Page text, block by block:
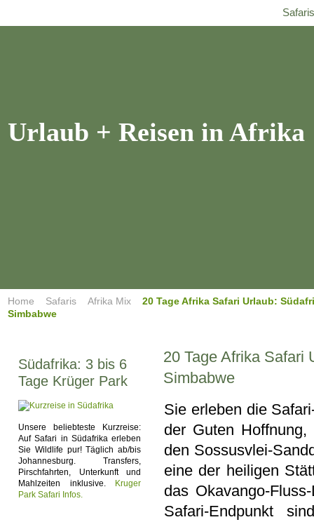
Safaris
Urlaub + Reisen in Afrika
Home Safaris Afrika Mix
20 Tage Afrika Safari Urlaub:
Simbabwe
Südafrika: 3 bis 6
Tage Krüger Park
Unsere beliebteste Kurzreise:
Auf Safari in Südafrika erleben
Sie Wildlife pur! Täglich ab/bis
Johannesburg. Transfers,
Pirschfahrten, Unterkunft und
Mahlzeiten inklusive.
Kruger
Park Safari Infos.
20 Tage Afrika Safari
Simbabwe
Sie erleben die
der Guten
den Sossusvlei-
eine der heiligen
das Okavango-
Safari-Endpunkt